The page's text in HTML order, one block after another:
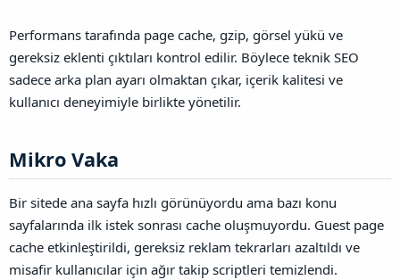
Performans tarafında page cache, gzip, görsel yükü ve
gereksiz eklenti çıktıları kontrol edilir. Böylece teknik SEO
sadece arka plan ayarı olmaktan çıkar, içerik kalitesi ve
kullanıcı deneyimiyle birlikte yönetilir.
Mikro Vaka​
Bir sitede ana sayfa hızlı görünüyordu ama bazı konu
sayfalarında ilk istek sonrası cache oluşmuyordu. Guest page
cache etkinleştirildi, gereksiz reklam tekrarları azaltıldı ve
misafir kullanıcılar için ağır takip scriptleri temizlendi.